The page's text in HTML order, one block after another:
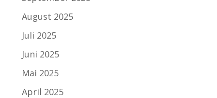
August 2025
Juli 2025
Juni 2025
Mai 2025
April 2025